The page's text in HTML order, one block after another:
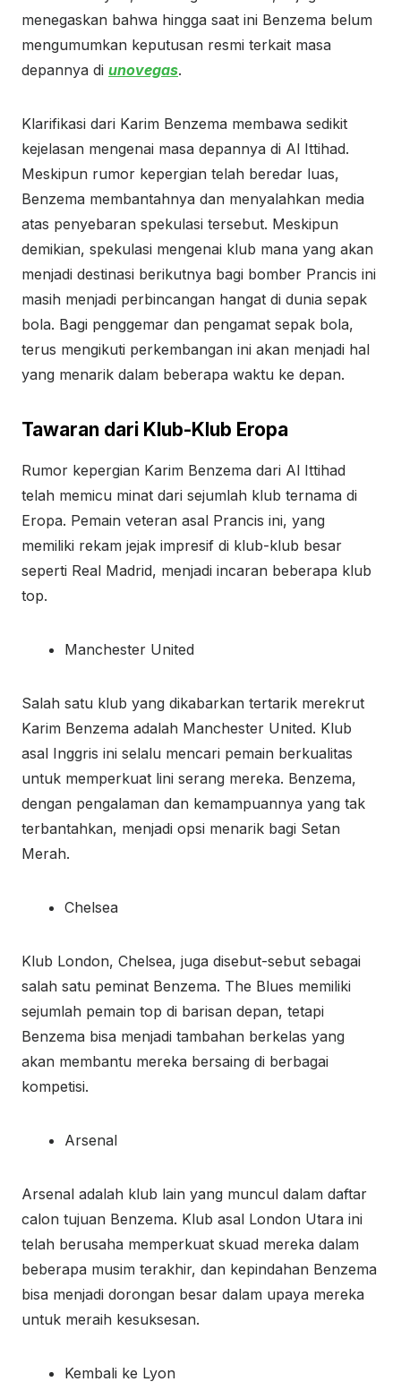
menegaskan bahwa hingga saat ini Benzema belum
mengumumkan keputusan resmi terkait masa
depannya di unovegas.
Klarifikasi dari Karim Benzema membawa sedikit
kejelasan mengenai masa depannya di Al Ittihad.
Meskipun rumor kepergian telah beredar luas,
Benzema membantahnya dan menyalahkan media
atas penyebaran spekulasi tersebut. Meskipun
demikian, spekulasi mengenai klub mana yang akan
menjadi destinasi berikutnya bagi bomber Prancis ini
masih menjadi perbincangan hangat di dunia sepak
bola. Bagi penggemar dan pengamat sepak bola,
terus mengikuti perkembangan ini akan menjadi hal
yang menarik dalam beberapa waktu ke depan.
Tawaran dari Klub-Klub Eropa
Rumor kepergian Karim Benzema dari Al Ittihad
telah memicu minat dari sejumlah klub ternama di
Eropa. Pemain veteran asal Prancis ini, yang
memiliki rekam jejak impresif di klub-klub besar
seperti Real Madrid, menjadi incaran beberapa klub
top.
Manchester United
Salah satu klub yang dikabarkan tertarik merekrut
Karim Benzema adalah Manchester United. Klub
asal Inggris ini selalu mencari pemain berkualitas
untuk memperkuat lini serang mereka. Benzema,
dengan pengalaman dan kemampuannya yang tak
terbantahkan, menjadi opsi menarik bagi Setan
Merah.
Chelsea
Klub London, Chelsea, juga disebut-sebut sebagai
salah satu peminat Benzema. The Blues memiliki
sejumlah pemain top di barisan depan, tetapi
Benzema bisa menjadi tambahan berkelas yang
akan membantu mereka bersaing di berbagai
kompetisi.
Arsenal
Arsenal adalah klub lain yang muncul dalam daftar
calon tujuan Benzema. Klub asal London Utara ini
telah berusaha memperkuat skuad mereka dalam
beberapa musim terakhir, dan kepindahan Benzema
bisa menjadi dorongan besar dalam upaya mereka
untuk meraih kesuksesan.
Kembali ke Lyon